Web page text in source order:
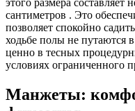
этого размера составляет
сантиметров . Это
позволяет спокойно
ходьбе полы не путаются
ценно в тесных
условиях ограниченного
Манжеты: